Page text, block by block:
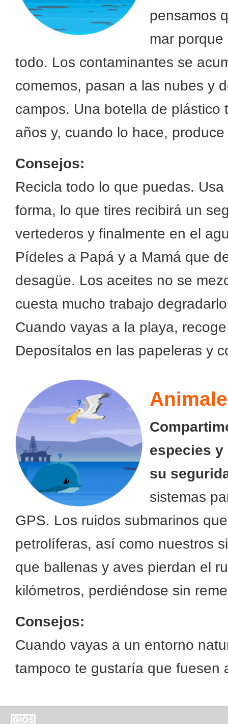
pensamos
mar
todo. Los contaminantes se
comemos, pasan a las nubes y
campos. Una botella de
años y, cuando lo hace,
Consejos:
Recicla todo lo que puedas.
forma, lo que tires recibirá un
vertederos y finalmente en el
Pídeles a Papá y a Mamá que
desagüe. Los aceites no se
cuesta mucho trabajo
Cuando vayas a la playa,
Deposítalos en las papeleras y
especies y
su
sistemas
GPS. Los ruidos submarinos
petrolíferas, así como nuestros
que ballenas y aves pierdan el
kilómetros, perdiéndose sin
Consejos:
Cuando vayas a un entorno
tampoco te gustaría que fuesen